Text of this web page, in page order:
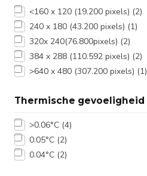
<160 x 120 (19.200 pixels) (2)
240 x 180 (43.200 pixels) (1)
320x 240(76.800pixels) (2)
384 x 288 (110.592 pixels) (2)
>640 x 480 (307.200 pixels) (1)
Thermische gevoeligheid
>0.06°C (4)
0.05°C (2)
0.04°C (2)